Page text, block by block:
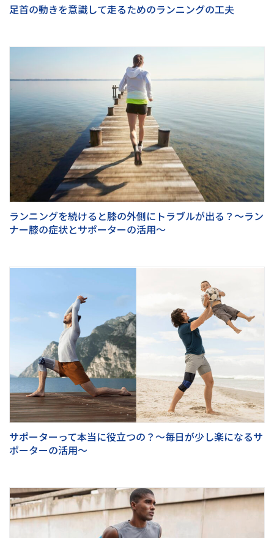
足首の動きを意識して走るためのランニングの工夫
ランニングを続けると膝の外側にトラブルが出る？～ラン
ナー膝の症状とサポーターの活用～
サポーターって本当に役立つの？～毎日が少し楽になるサ
ポーターの活用～